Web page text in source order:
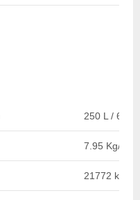
250 L / 66
7.95 Kg/cm2
21772 kg /